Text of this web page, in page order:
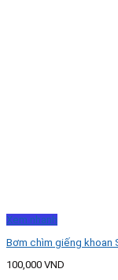
Xem nhanh
Bơm chìm giếng khoan
100,000 VND